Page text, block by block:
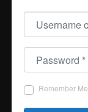
Username or Email
Password
Remember Me